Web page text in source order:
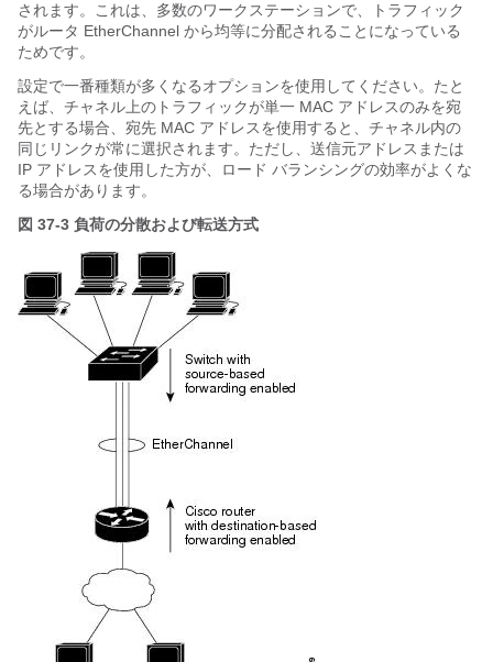
されます。これは、多数のワークステーションで、トラフィック
がルータ EtherChannel から均等に分配されることになっている
ためです。
設定で一番種類が多くなるオプションを使用してください。たと
えば、チャネル上のトラフィックが単一 MAC アドレスのみを宛
先とする場合、宛先 MAC アドレスを使用すると、チャネル内の
同じリンクが常に選択されます。ただし、送信元アドレスまたは
IP アドレスを使用した方が、ロード バランシングの効率がよくな
る場合があります。
図 37-3 負荷の分散および転送方式